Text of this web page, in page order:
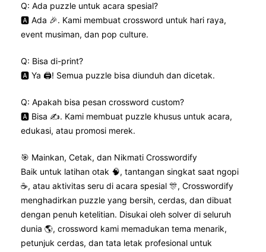
Q: Ada puzzle untuk acara spesial?
🅰️ Ada 🎉. Kami membuat crossword untuk hari raya,
event musiman, dan pop culture.
Q: Bisa di-print?
🅰️ Ya 🖨️! Semua puzzle bisa diunduh dan dicetak.
Q: Apakah bisa pesan crossword custom?
🅰️ Bisa ✍️. Kami membuat puzzle khusus untuk acara,
edukasi, atau promosi merek.
🎯 Mainkan, Cetak, dan Nikmati Crosswordify
Baik untuk latihan otak 🧠, tantangan singkat saat ngopi
☕, atau aktivitas seru di acara spesial 🎊, Crosswordify
menghadirkan puzzle yang bersih, cerdas, dan dibuat
dengan penuh ketelitian. Disukai oleh solver di seluruh
dunia 🌎, crossword kami memadukan tema menarik,
petunjuk cerdas, dan tata letak profesional untuk